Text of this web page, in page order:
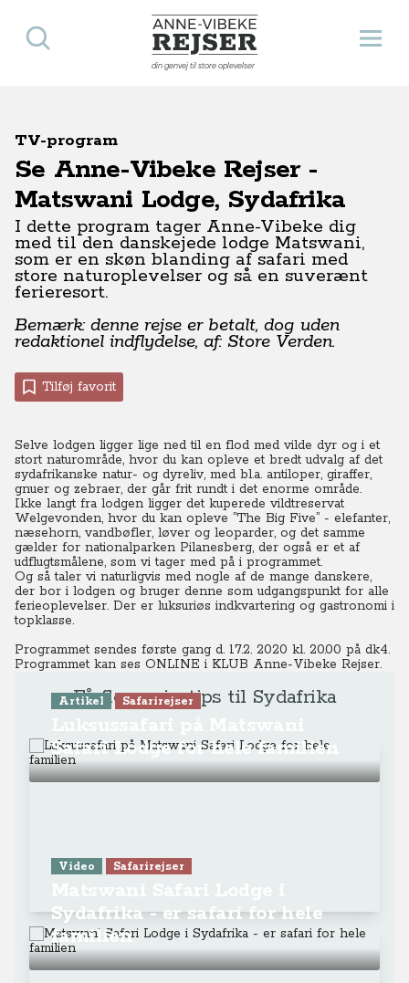
Anne-Vibeke Rejser
din genvej til store oplevelser
Åbn
Søg
TV-program
Se Anne-Vibeke Rejser -
Matswani Lodge, Sydafrika
I dette program tager Anne-Vibeke dig
med til den danskejede lodge Matswani,
som er en skøn blanding af safari med
store naturoplevelser og så en suverænt
ferieresort.
Bemærk: denne rejse er betalt, dog uden
redaktionel indflydelse, af: Store Verden.
Tilføj favorit
Selve lodgen ligger lige ned til en flod med vilde dyr og i et
stort naturområde, hvor du kan opleve et bredt udvalg af det
sydafrikanske natur- og dyreliv, med bl.a. antiloper, giraffer,
gnuer og zebraer, der går frit rundt i det enorme område.
Ikke langt fra lodgen ligger det kuperede vildtreservat
Welgevonden, hvor du kan opleve ”The Big Five” - elefanter,
næsehorn, vandbøfler, løver og leoparder, og det samme
gælder for nationalparken Pilanesberg, der også er et af
udflugtsmålene, som vi tager med på i programmet.
Og så taler vi naturligvis med nogle af de mange danskere,
der bor i lodgen og bruger denne som udgangspunkt for alle
ferieoplevelser. Der er luksuriøs indkvartering og gastronomi i
topklasse.
Programmet sendes første gang d. 17.2. 2020 kl. 20.00 på dk4.
Programmet kan ses ONLINEi KLUB Anne-Vibeke Rejser.
Få flere rejsetips til Sydafrika
Artikel Safarirejser
Safari Lodge for hele familien
Video Safarirejser
Sydafrika - er safari for hele
familien